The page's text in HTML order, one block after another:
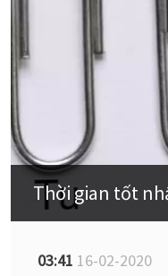
Thời gian tốt
03:41 16-02-2020